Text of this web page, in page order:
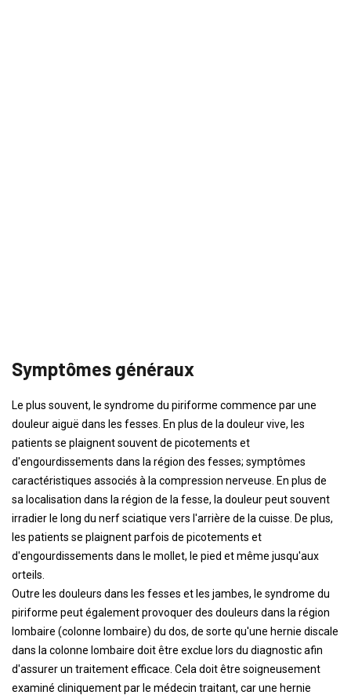
Symptômes généraux
Le plus souvent, le syndrome du piriforme commence par une
douleur aiguë dans les fesses. En plus de la douleur vive, les
patients se plaignent souvent de picotements et
d'engourdissements dans la région des fesses; symptômes
caractéristiques associés à la compression nerveuse. En plus de
sa localisation dans la région de la fesse, la douleur peut souvent
irradier le long du nerf sciatique vers l'arrière de la cuisse. De plus,
les patients se plaignent parfois de picotements et
d'engourdissements dans le mollet, le pied et même jusqu'aux
orteils.
Outre les douleurs dans les fesses et les jambes, le syndrome du
piriforme peut également provoquer des douleurs dans la région
lombaire (colonne lombaire) du dos, de sorte qu'une hernie discale
dans la colonne lombaire doit être exclue lors du diagnostic afin
d'assurer un traitement efficace. Cela doit être soigneusement
examiné cliniquement par le médecin traitant, car une hernie